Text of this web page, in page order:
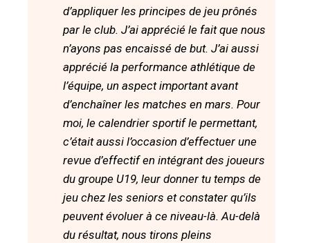
d’appliquer les principes de jeu prônés
par le club. J’ai apprécié le fait que nous
n’ayons pas encaissé de but. J’ai aussi
apprécié la performance athlétique de
l’équipe, un aspect important avant
d’enchaîner les matches en mars. Pour
moi, le calendrier sportif le permettant,
c’était aussi l’occasion d’effectuer une
revue d’effectif en intégrant des joueurs
du groupe U19, leur donner tu temps de
jeu chez les seniors et constater qu’ils
peuvent évoluer à ce niveau-là. Au-delà
du résultat, nous tirons pleins